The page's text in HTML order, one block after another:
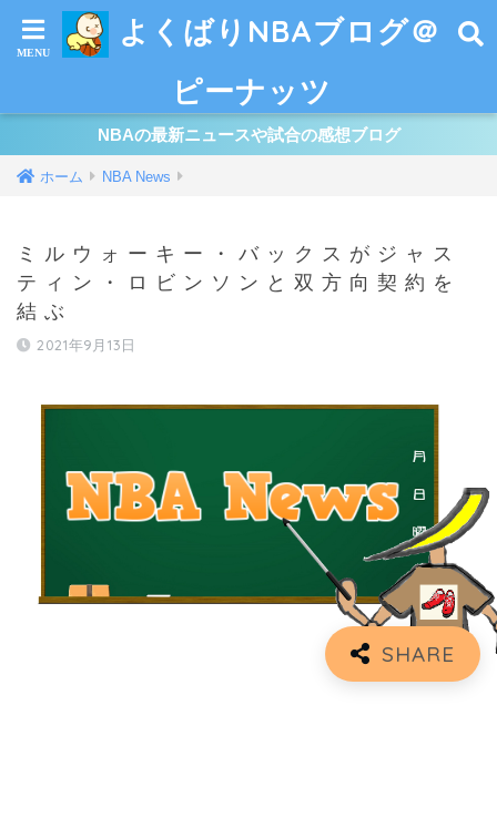
よくばりNBAブログ＠
ピーナッツ
NBAの最新ニュースや試合の感想ブログ
ホーム NBA News
ミルウォーキー・バックスがジャス
ティン・ロビンソンと双方向契約を
結ぶ
2021年9月13日